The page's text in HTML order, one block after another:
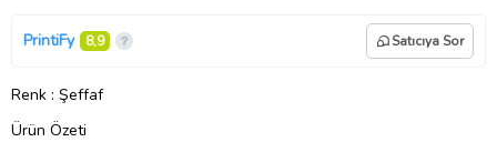
PrintiFy 8,9 Satıcıya Sor
Renk : Şeffaf
Ürün Özeti